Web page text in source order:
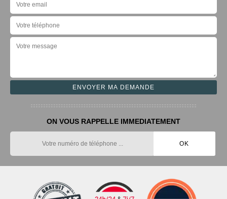
ON VOUS RAPPELLE IMMEDIATEMENT